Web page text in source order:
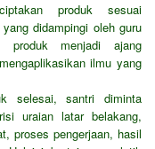
produk sesuai
didampingi oleh guru
produk menjadi ajang
ilmu yang
selesai, santri diminta
uraian latar belakang,
proses pengerjaan, hasil